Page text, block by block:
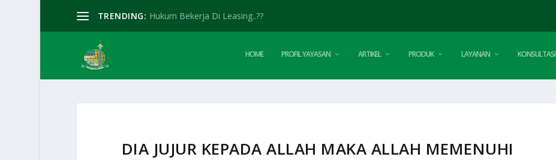
TRENDING: Hukum Bekerja Di Leasing..??
HOME PROFIL YAYASAN ARTIKEL PRODUK LAYANAN KONSULTASI
DIA JUJUR KEPADA ALLAH MAKA ALLAH MEMENUHI